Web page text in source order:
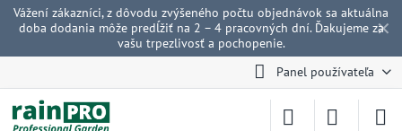
✕
Vážení zákazníci, z dôvodu zvýšeného počtu objednávok sa aktuálna
doba dodania môže predĺžiť na 2 – 4 pracovných dní. Ďakujeme za
vašu trpezlivosť a pochopenie.
Panel používateľa